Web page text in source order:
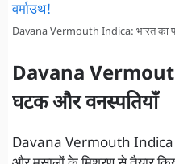
Davana Vermouth Indica: भारत का
Davana
घटक और वनस्पतियाँ
Davana Vermouth Indica